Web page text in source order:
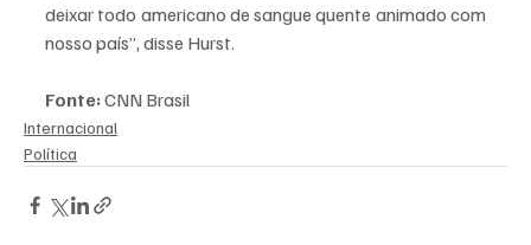
deixar todo americano de sangue quente animado com
nosso país”, disse Hurst.
Fonte: CNN Brasil
Internacional
Política